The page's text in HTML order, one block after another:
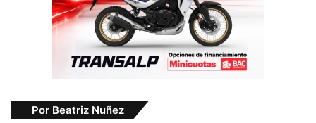
Por Beatriz Nuñez